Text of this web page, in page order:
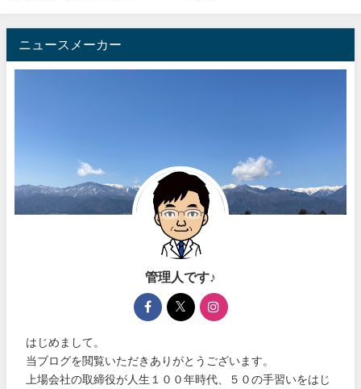
ニュースメーカー
管理人です♪
はじめまして。
当ブログを閲覧いただきありがとうございます。
上場会社の取締役が人生１００年時代、５０の手習いをはじ